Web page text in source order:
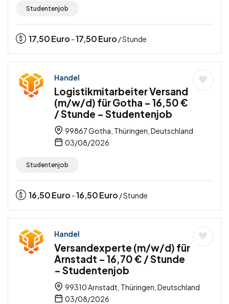
Studentenjob
17,50Euro -17,50Euro / Stunde
Handel
Logistikmitarbeiter Versand
(m/w/d) für Gotha – 16,50 €
/ Stunde – Studentenjob
99867 Gotha, Thüringen, Deutschland
03/08/2026
Studentenjob
16,50Euro -16,50Euro / Stunde
Handel
Versandexperte (m/w/d) für
Arnstadt – 16,70 € / Stunde
– Studentenjob
99310 Arnstadt, Thüringen, Deutschland
03/08/2026